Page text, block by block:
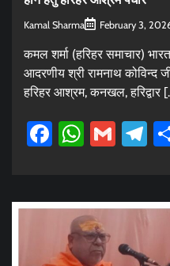
Kamal Sharma February 3,
कमल शर्मा (हरिहर समाचार)
आदरणीय श्री रामनाथ कोविन्द
हरिहर आश्रम, कनखल, हरिद्वार
Facebook